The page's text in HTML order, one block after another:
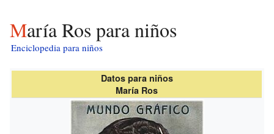
María Ros para niños
Enciclopedia para niños
Datos para niños
María Ros